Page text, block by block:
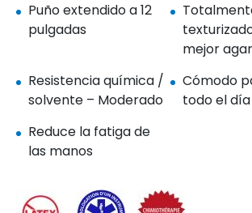
Puño extendido a 12
pulgadas
mejor
Resistencia química /
solvente – Moderado
Cómodo
todo el día
Reduce la fatiga de
las manos